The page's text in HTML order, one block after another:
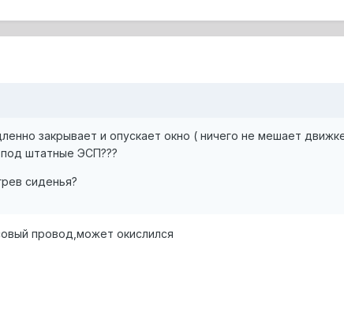
закрывает и опускает окно ( ничего не мешает
штатные ЭСП???
сиденья?
провод,может окислился